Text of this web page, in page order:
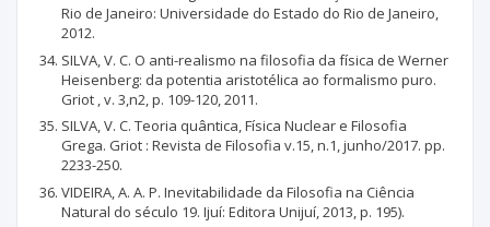
Rio de Janeiro: Universidade do Estado do Rio de Janeiro,
2012.
SILVA, V. C. O anti-realismo na filosofia da física de Werner
Heisenberg: da potentia aristotélica ao formalismo puro.
Griot , v. 3,n2, p. 109-120, 2011.
SILVA, V. C. Teoria quântica, Física Nuclear e Filosofia
Grega. Griot : Revista de Filosofia v.15, n.1, junho/2017. pp.
2233-250.
VIDEIRA, A. A. P. Inevitabilidade da Filosofia na Ciência
Natural do século 19. Ijuí: Editora Unijuí, 2013, p. 195).